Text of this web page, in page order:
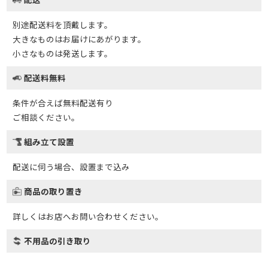
別途配送料を頂戴します。
大きなものはお届けにあがります。
小さなものは発送します。
配送料無料
条件が合えば無料配送有り
ご相談ください。
組み立て設置
配送に伺う場合、設置まで込み
商品の取り置き
詳しくはお店へお問い合わせください。
不用品の引き取り